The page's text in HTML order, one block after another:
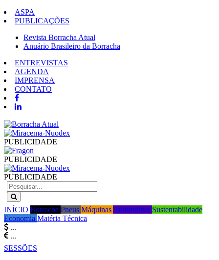
ASPA
PUBLICAÇÕES
Revista Borracha Atual
Anuário Brasileiro da Borracha
ENTREVISTAS
AGENDA
IMPRENSA
CONTATO
PUBLICIDADE
PUBLICIDADE
PUBLICIDADE
INÍCIO Borracha Pneus Máquinas Automotivo Sustentabilidade
Economia Matéria Técnica
...
...
SESSÕES